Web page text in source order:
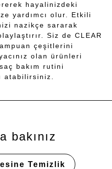
hayalinizdeki
yardımcı olur. Etkili
nazikçe sararak
Siz de CLEAR
çeşitlerini
olan ürünleri
bakım rutini
atabilirsiniz.
bakınız
Temizlik